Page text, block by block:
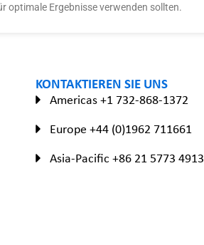
optimale Ergebnisse verwenden sollten.
KONTAKTIEREN SIE UNS
Americas +1 732-868-1372
Europe +44 (0)1962 711661
Asia-Pacific +86 21 5773 4913